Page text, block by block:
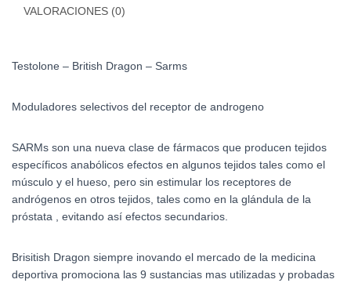
VALORACIONES (0)
Testolone – British Dragon – Sarms
Moduladores selectivos del receptor de androgeno
SARMs son una nueva clase de fármacos que producen tejidos
específicos anabólicos efectos en algunos tejidos tales como el
músculo y el hueso, pero sin estimular los receptores de
andrógenos en otros tejidos, tales como en la glándula de la
próstata , evitando así efectos secundarios.
Brisitish Dragon siempre inovando el mercado de la medicina
deportiva promociona las 9 sustancias mas utilizadas y probadas